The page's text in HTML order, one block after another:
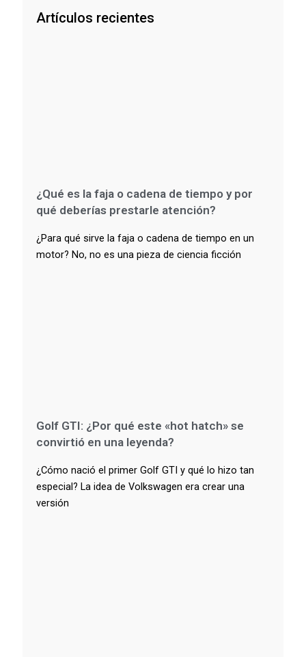
Artículos recientes
¿Qué es la faja o cadena de tiempo y por
qué deberías prestarle atención?
¿Para qué sirve la faja o cadena de tiempo en un
motor? No, no es una pieza de ciencia ficción
Golf GTI: ¿Por qué este «hot hatch» se
convirtió en una leyenda?
¿Cómo nació el primer Golf GTI y qué lo hizo tan
especial? La idea de Volkswagen era crear una
versión